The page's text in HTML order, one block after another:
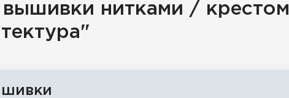
вышивки нитками / крестом